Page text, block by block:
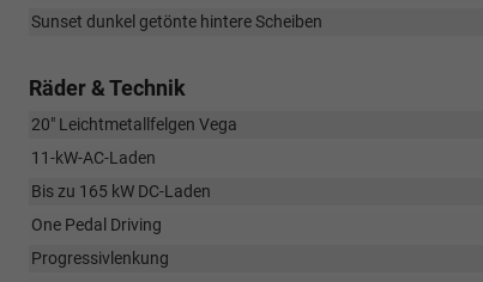
Sunset dunkel getönte hintere Scheiben
Räder & Technik
20" Leichtmetallfelgen Vega
11-kW-AC-Laden
Bis zu 165 kW DC-Laden
One Pedal Driving
Progressivlenkung